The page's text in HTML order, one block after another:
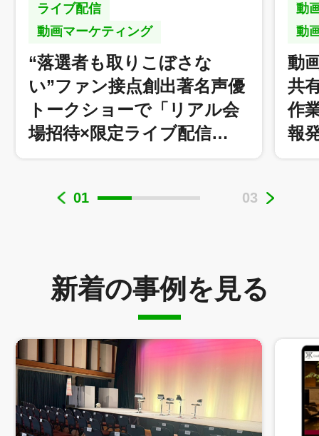
ライブ配信
動画マーケティング
“落選者も取りこぼさな
い”ファン接点創出著名声優
トークショーで「リアル会
場招待×限定ライブ配信…
株式会社東芸イベントクリエイション 様
動
動
動
共
作
報
01 03
新着の事例を見る